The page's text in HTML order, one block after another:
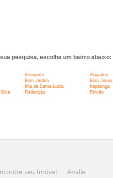
pesquisa, escolha um bairro abaixo:
Aeroporto Alagados
Bom Jardim Bom Jesus
Ilha de Santa Luzia Itapetinga
Redenção Rincão
seu Imóvel Avalie